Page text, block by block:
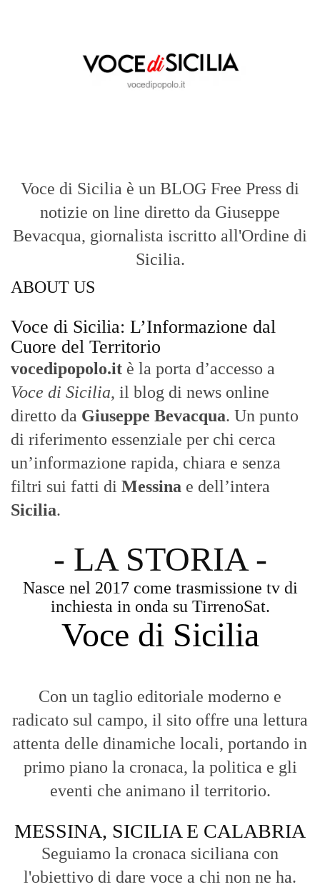
Voce di Sicilia è un BLOG Free Press di
notizie on line diretto da Giuseppe
Bevacqua, giornalista iscritto all'Ordine di
Sicilia.
ABOUT US
Voce di Sicilia: L’Informazione dal
Cuore del Territorio
vocedipopolo.it è la porta d’accesso a
Voce di Sicilia, il blog di news online
diretto da Giuseppe Bevacqua. Un punto
di riferimento essenziale per chi cerca
un’informazione rapida, chiara e senza
filtri sui fatti di Messina e dell’intera
Sicilia.
- LA STORIA -
Nasce nel 2017 come trasmissione tv di
inchiesta in onda su TirrenoSat.
Voce di Sicilia
Con un taglio editoriale moderno e
radicato sul campo, il sito offre una lettura
attenta delle dinamiche locali, portando in
primo piano la cronaca, la politica e gli
eventi che animano il territorio.
MESSINA, SICILIA E CALABRIA
Seguiamo la cronaca siciliana con
l'obiettivo di dare voce a chi non ne ha.